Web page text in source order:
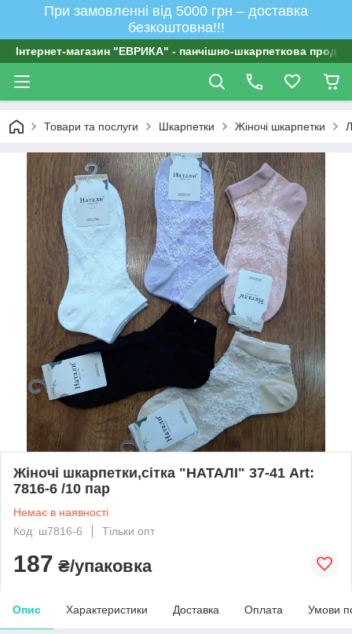
При замовленні від 5000 грн – доставка
безкоштовна!!!
Інтернет-магазин "ЕВРИКА" - панчішно-шкарпеткова
Товари та послуги Шкарпетки Жіночі шкарпетки
Жіночі шкарпетки,сітка "НАТАЛІ" 37-41 Art:
7816-6 /10 пар
Немає в наявності
Код: ш7816-6
Тільки опт
187 ₴/упаковка
Опис Характеристики Доставка Оплата Умови